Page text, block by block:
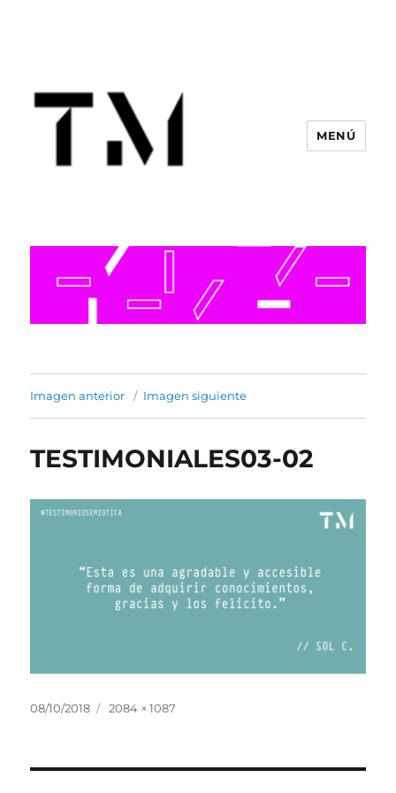
MENÚ
Imagen anterior Imagen siguiente
TESTIMONIALES03-02
Publicado
08/10/2018
Tamaño
2084 × 1087